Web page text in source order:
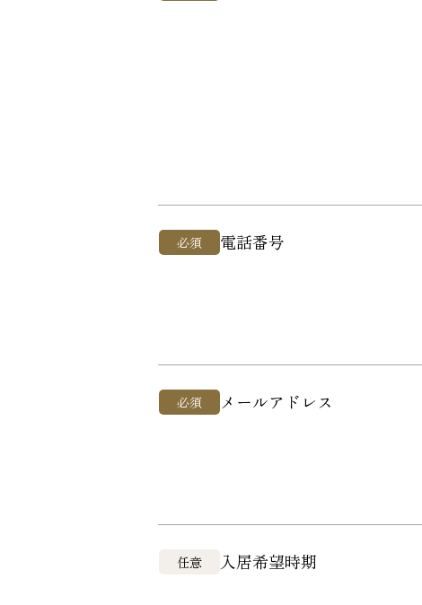
必須 電話番号
必須 メールアドレス
任意 入居希望時期